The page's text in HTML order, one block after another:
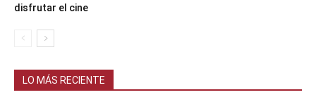
disfrutar el cine
LO MÁS RECIENTE